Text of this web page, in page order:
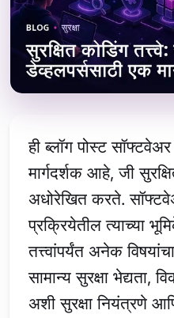
ही ब्लॉग पोस्ट
मार्गदर्शक आहे, जी
अधोरेखित करते.
प्रक्रियेतील त्याच्या
तत्त्वांपर्यंत अनेक
सामान्य सुरक्षा भेद्यता,
अशी सुरक्षा नियंत्रणे